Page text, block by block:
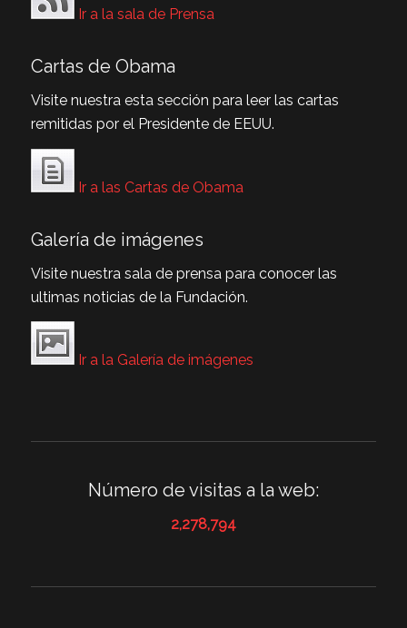
Ir a la sala de Prensa
Cartas de Obama
Visite nuestra esta sección para leer las cartas
remitidas por el Presidente de EEUU.
Ir a las Cartas de Obama
Galería de imágenes
Visite nuestra sala de prensa para conocer las
ultimas noticias de la Fundación.
Ir a la Galería de imágenes
Número de visitas a la web:
2,278,794